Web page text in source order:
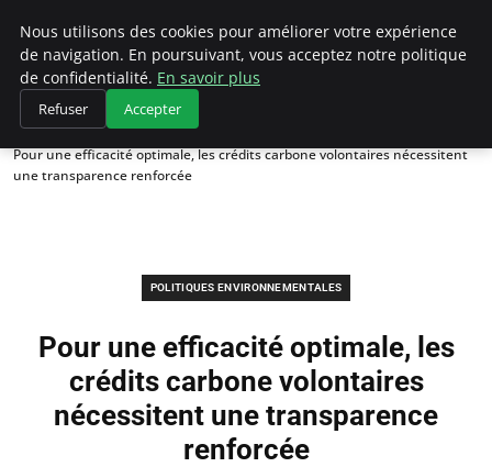
Climategatecountryclub.com
Accueil
Politiques environnementales
Pour une efficacité optimale, les crédits carbone volontaires nécessitent
une transparence renforcée
POLITIQUES ENVIRONNEMENTALES
Pour une efficacité optimale, les
crédits carbone volontaires
nécessitent une transparence
renforcée
Nous utilisons des cookies pour améliorer votre expérience
de navigation. En poursuivant, vous acceptez notre politique
de confidentialité. En savoir plus
Refuser Accepter